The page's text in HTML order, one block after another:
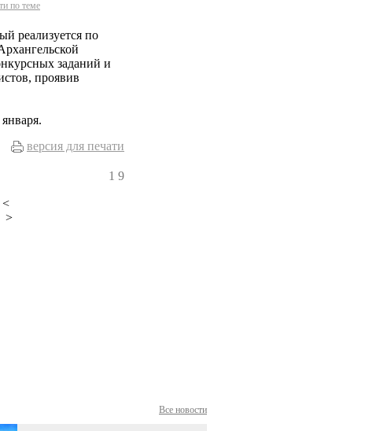
по теме
реализуется по
заданий и
проявив
версия для печати
1 9
<
>
Все новости